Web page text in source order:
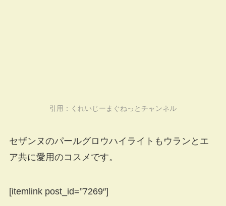
引用： くれいじーまぐねっとチャンネル
セザンヌのパールグロウハイライトもウランとエ
ア共に愛用のコスメです。
[itemlink post_id=”7269″]